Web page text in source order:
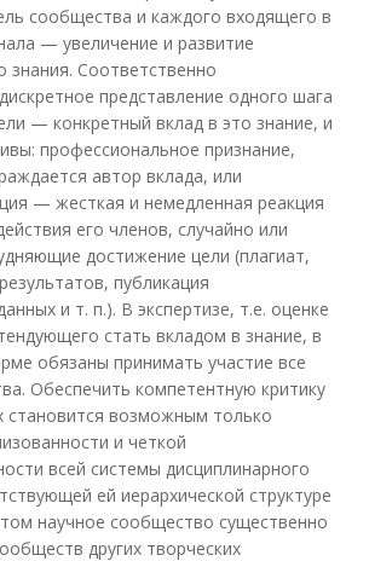
сообщества и каждого входящего в
— увеличение и развитие
знания. Соответственно
представление одного шага
— конкретный вклад в это знание, и
профессиональное признание,
автор вклада, или
— жесткая и немедленная реакция
его членов, случайно или
достижение цели (плагиат,
публикация
и т. п.). В экспертизе, т.е. оценке
стать вкладом в знание, в
обязаны принимать участие все
Обеспечить компетентную критику
становится возможным только
и четкой
всей системы дисциплинарного
ей иерархической структуре
научное сообщество существенно
других творческих